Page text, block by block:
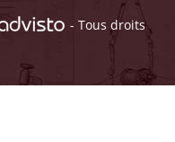
- Tous droits